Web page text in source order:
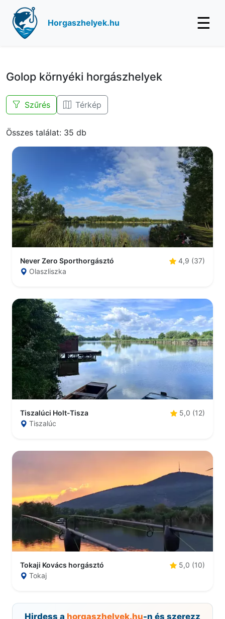
Horgaszhelyek.hu ☰
Golop környéki horgászhelyek
Szűrés Térkép
Összes találat: 35 db
Never Zero Sporthorgásztó
4,9 (37)
Olaszliszka
Tiszalúci Holt-Tisza
5,0 (12)
Tiszalúc
Tokaji Kovács horgásztó
5,0 (10)
Tokaj
Hirdess a horgaszhelyek.hu-n és szerezz